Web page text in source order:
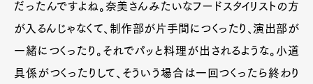
だったんですよね。奈美さんみたいなフードスタイリストの方
が入るんじゃなくて、制作部が片手間につくったり、演出部が
一緒につくったり。それでパッと料理が出されるような。小道
具係がつくったりして、そういう場合は一回つくったら終わり